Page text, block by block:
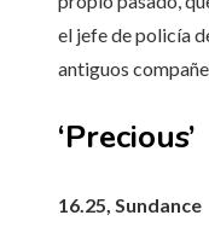
el jefe de policía
antiguos
‘Precious’
16.25, Sundance